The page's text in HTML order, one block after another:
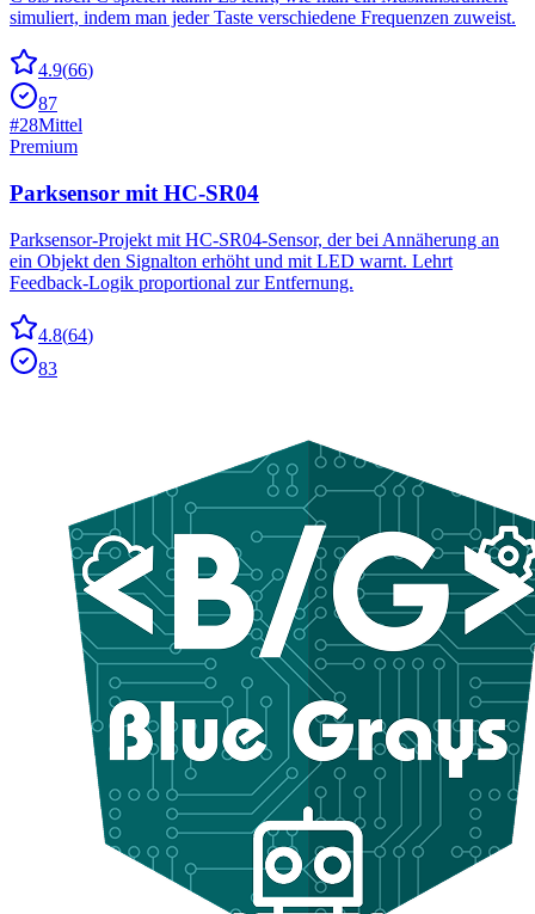
simuliert, indem man jeder Taste verschiedene Frequenzen zuweist.
4.9(66)
87
#28Mittel
Premium
Parksensor mit HC-SR04
Parksensor-Projekt mit HC-SR04-Sensor, der bei Annäherung an
ein Objekt den Signalton erhöht und mit LED warnt. Lehrt
Feedback-Logik proportional zur Entfernung.
4.8(64)
83